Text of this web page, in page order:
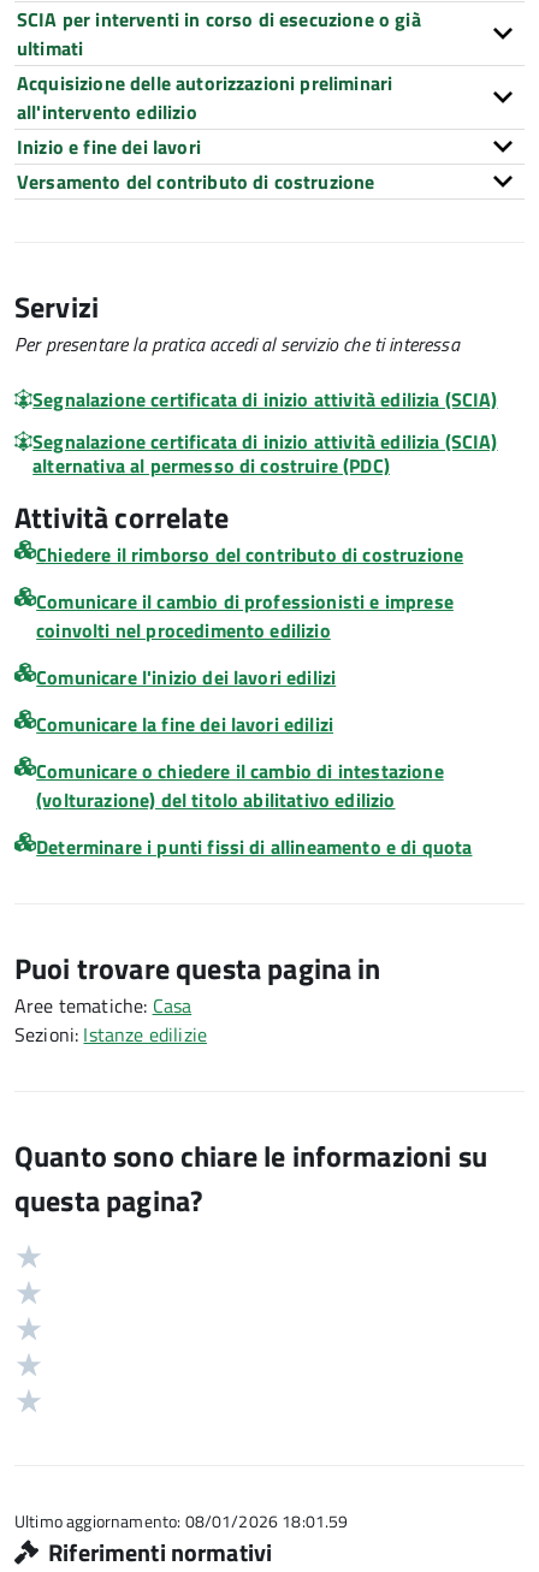
SCIA per interventi in corso di esecuzione o già
ultimati
Acquisizione delle autorizzazioni preliminari
all'intervento edilizio
Inizio e fine dei lavori
Versamento del contributo di costruzione
Servizi
Per presentare la pratica accedi al servizio che ti interessa
Segnalazione certificata di inizio attività edilizia (SCIA)
Segnalazione certificata di inizio attività edilizia (SCIA)
alternativa al permesso di costruire (PDC)
Attività correlate
Chiedere il rimborso del contributo di costruzione
Comunicare il cambio di professionisti e imprese
coinvolti nel procedimento edilizio
Comunicare l'inizio dei lavori edilizi
Comunicare la fine dei lavori edilizi
Comunicare o chiedere il cambio di intestazione
(volturazione) del titolo abilitativo edilizio
Determinare i punti fissi di allineamento e di quota
Puoi trovare questa pagina in
Aree tematiche: Casa
Sezioni: Istanze edilizie
Quanto sono chiare le informazioni su
questa pagina?
Valutazione
5
Ultimo aggiornamento: 08/01/2026 18:01.59
Riferimenti normativi